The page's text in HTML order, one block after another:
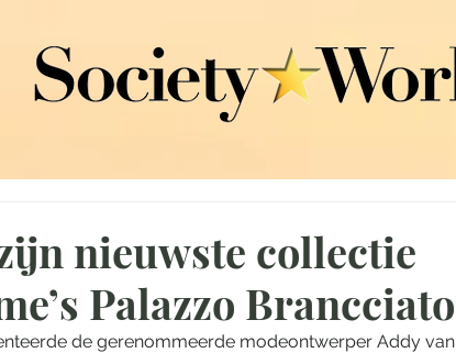
nieuwste collectie
Palazzo Brancciato
de gerenommeerde modeontwerper Addy van